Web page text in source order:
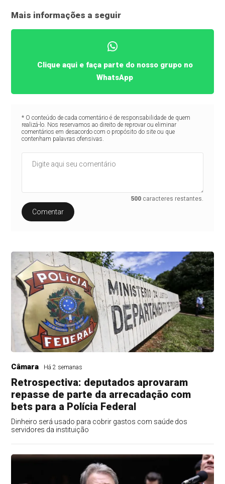
Mais informações a seguir
Clique aqui e faça parte do nosso grupo no
WhatsApp
* O conteúdo de cada comentário é de responsabilidade de quem
realizá-lo. Nos reservamos ao direito de reprovar ou eliminar
comentários em desacordo com o propósito do site ou que
contenham palavras ofensivas.
500 caracteres restantes.
Comentar
Câmara Há 2 semanas
Retrospectiva: deputados aprovaram
repasse de parte da arrecadação com
bets para a Polícia Federal
Dinheiro será usado para cobrir gastos com saúde dos
servidores da instituição